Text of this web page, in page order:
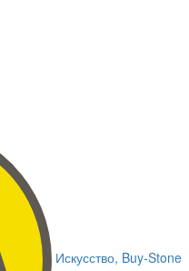
Искусство, Buy-Stone